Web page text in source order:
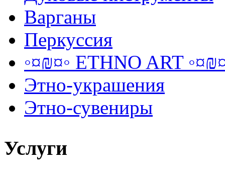
Варганы
Перкуссия
◦¤₪¤◦ ETHNO ART
Этно-украшения
Этно-сувениры
Услуги